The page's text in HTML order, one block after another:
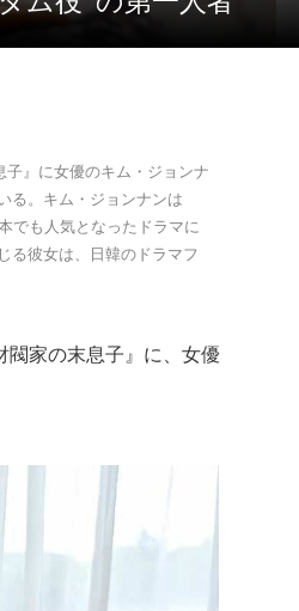
』に女優のキム・ジョンナ
る。キム・ジョンナンは
でも人気となったドラマに
る彼女は、日韓のドラマフ
閥家の末息子』に、女優